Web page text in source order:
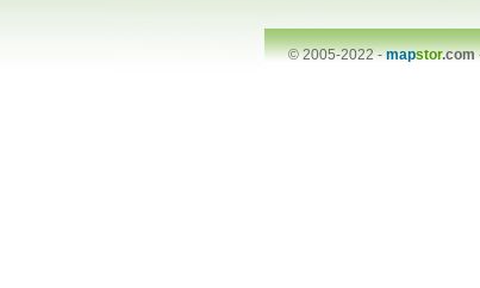
© 2005-2022 -mapstor.com